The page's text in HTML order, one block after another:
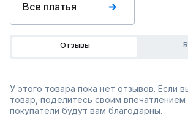
Все платья
Отзывы
У этого товара пока нет отзывов. Если
товар, поделитесь своим
покупатели будут вам благодарны.